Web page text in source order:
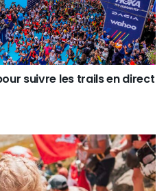
suivre les trails en direct